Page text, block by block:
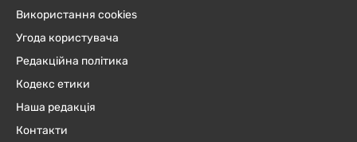
Використання cookies
Угода користувача
Редакційна політика
Кодекс етики
Наша редакція
Контакти